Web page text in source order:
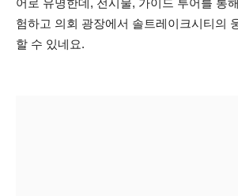
험하고 의회 광장에서 솔트레이크시티의
할 수 있네요.